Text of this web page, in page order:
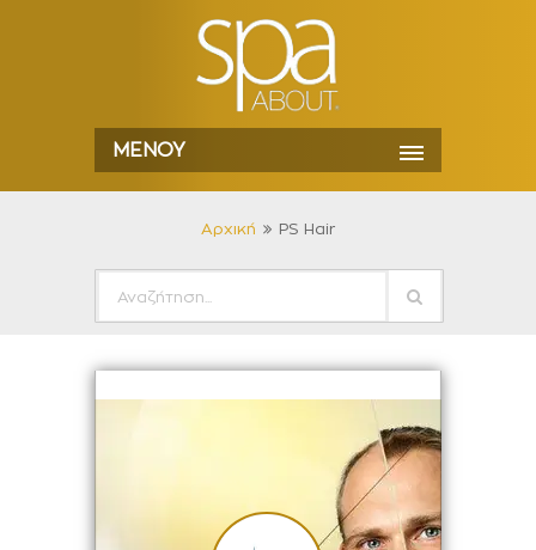
ΜΕΝΟΎ
Αρχική PS Hair